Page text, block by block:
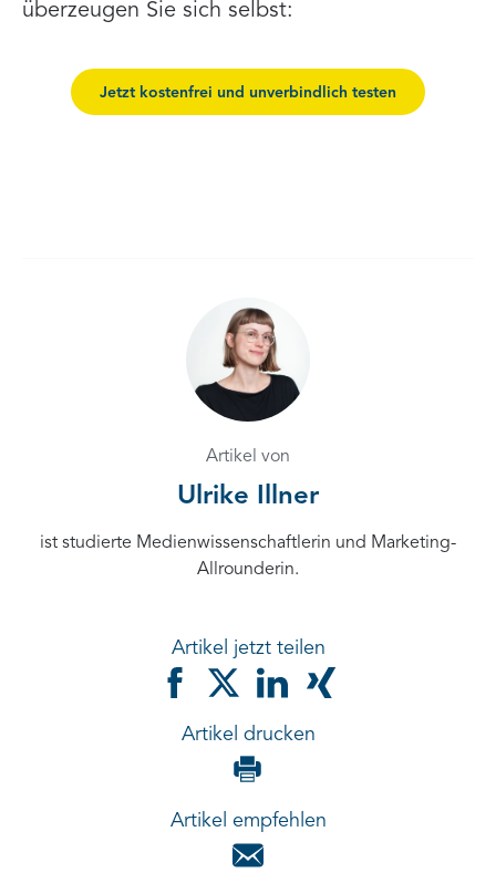
überzeugen Sie sich selbst:
Jetzt kostenfrei und unverbindlich testen
Artikel von
Ulrike Illner
ist studierte Medienwissenschaftlerin und Marketing-
Allrounderin.
Artikel jetzt teilen
Artikel drucken
Artikel empfehlen